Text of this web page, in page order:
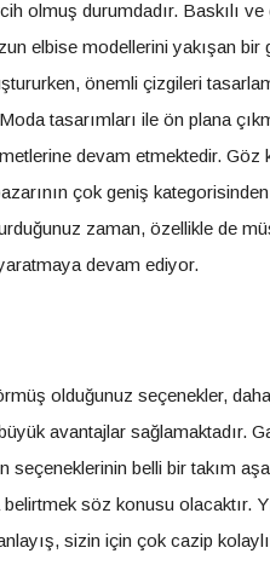
olmuş durumdadır. Baskılı
elbise modellerini yakışan
önemli çizgileri
tasarımları ile ön plana
devam etmektedir. Göz
çok geniş
zaman, özellikle de
devam ediyor.
olduğunuz seçenekler,
avantajlar sağlamaktadır.
seçeneklerinin belli bir takım
söz konusu olacaktır.
sizin için çok cazip